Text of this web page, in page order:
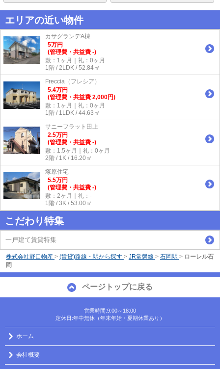
エリアの近い物件
カサグランデA棟
5万円
(管理費・共益費 -)
敷：1ヶ月｜礼：0ヶ月
1階 / 2LDK / 52.84㎡
Freccia（フレシア）
5.4万円
(管理費・共益費 2,000円)
敷：1ヶ月｜礼：0ヶ月
1階 / 1LDK / 44.63㎡
サニーフラット田上
2.5万円
(管理費・共益費 -)
敷：1.5ヶ月｜礼：0ヶ月
2階 / 1K / 16.20㎡
塚原住宅
5.5万円
(管理費・共益費 -)
敷：2ヶ月｜礼：-
1階 / 3K / 53.00㎡
こだわり特集
一戸建て賃貸特集
株式会社野口物産 > (賃貸)路線・駅から探す > JR常磐線 > 石岡駅 > ローレル石
岡
ページトップに戻る
営業時間:9:00～18:00
定休日:年中無休（年末年始・夏期休業あり）
ホーム
会社概要